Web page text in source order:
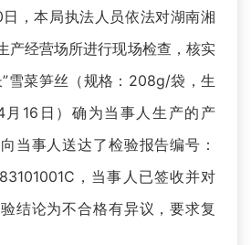
本局执法人员依法对湖南湘
产经营场所进行现场检查，核实
雪菜笋丝（规格：208g/袋，生
16日）确为当事人生产的产
当事人送达了检验报告编号：
，当事人已签收并对
结论为不合格有异议，要求复